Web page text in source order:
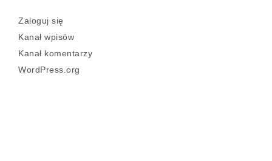
Zaloguj się
Kanał wpisów
Kanał komentarzy
WordPress.org